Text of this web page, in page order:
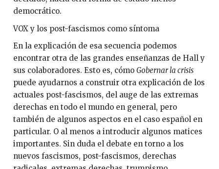
democrático.
VOX y los post-fascismos como síntoma
En la explicación de esa secuencia podemos
encontrar otra de las grandes enseñanzas de Hall y
sus colaboradores. Esto es, cómo Gobernar la crisis
puede ayudarnos a construir otra explicación de los
actuales post-fascismos, del auge de las extremas
derechas en todo el mundo en general, pero
también de algunos aspectos en el caso español en
particular. O al menos a introducir algunos matices
importantes. Sin duda el debate en torno a los
nuevos fascismos, post-fascismos, derechas